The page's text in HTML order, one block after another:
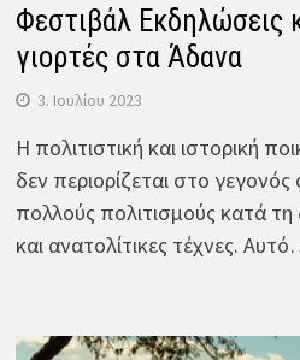
Φεστιβάλ Εκδηλώσεις
γιορτές στα Άδανα
3. Ιουλίου 2023
Η πολιτιστική και ιστορική
δεν περιορίζεται στο γεγονός
πολλούς πολιτισμούς κατά τη
και ανατολίτικες τέχνες.